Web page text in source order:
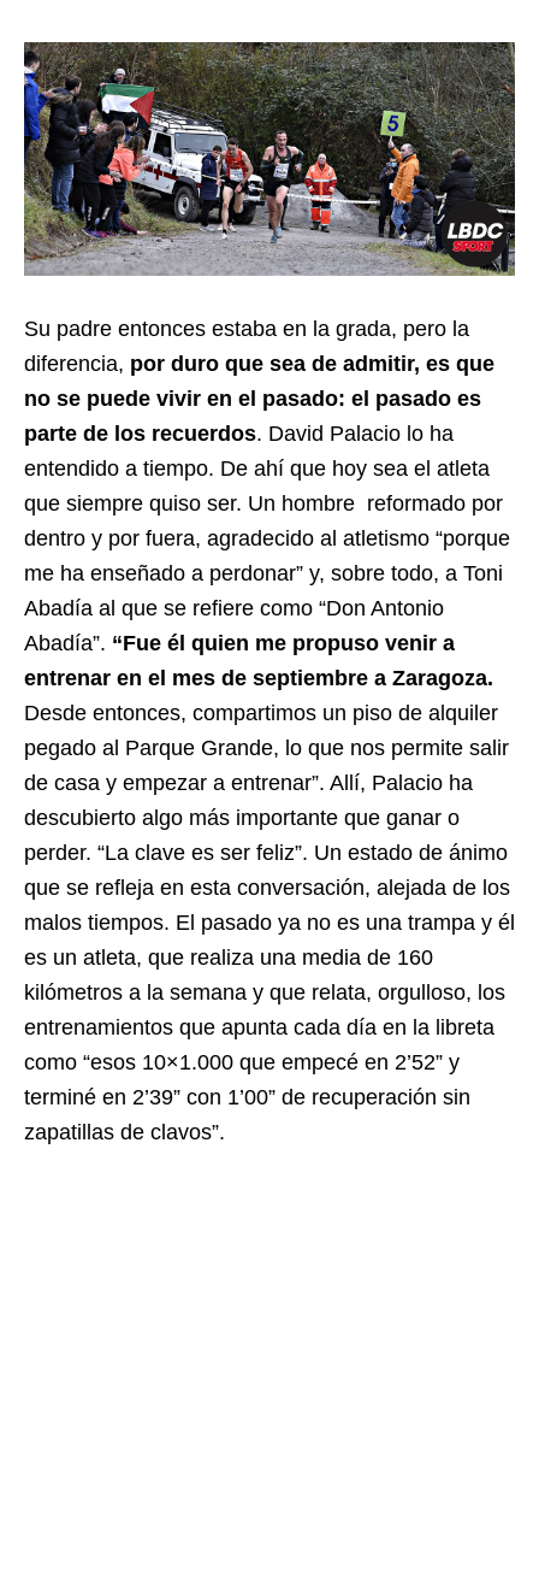
Su padre entonces estaba en la grada, pero la
diferencia, por duro que sea de admitir, es que
no se puede vivir en el pasado: el pasado es
parte de los recuerdos. David Palacio lo ha
entendido a tiempo. De ahí que hoy sea el atleta
que siempre quiso ser. Un hombre reformado por
dentro y por fuera, agradecido al atletismo “porque
me ha enseñado a perdonar” y, sobre todo, a Toni
Abadía al que se refiere como “Don Antonio
Abadía”. “Fue él quien me propuso venir a
entrenar en el mes de septiembre a Zaragoza.
Desde entonces, compartimos un piso de alquiler
pegado al Parque Grande, lo que nos permite salir
de casa y empezar a entrenar”. Allí, Palacio ha
descubierto algo más importante que ganar o
perder. “La clave es ser feliz”. Un estado de ánimo
que se refleja en esta conversación, alejada de los
malos tiempos. El pasado ya no es una trampa y él
es un atleta, que realiza una media de 160
kilómetros a la semana y que relata, orgulloso, los
entrenamientos que apunta cada día en la libreta
como “esos 10×1.000 que empecé en 2’52” y
terminé en 2’39” con 1’00” de recuperación sin
zapatillas de clavos”.